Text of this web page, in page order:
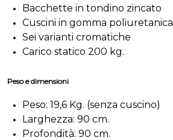
Bacchette in tondino zincato
Cuscini in gomma poliuretanica
Sei varianti cromatiche
Carico statico 200 kg.
Peso e dimensioni
Peso: 19,6 Kg. (senza cuscino)
Larghezza: 90 cm.
Profondità: 90 cm.